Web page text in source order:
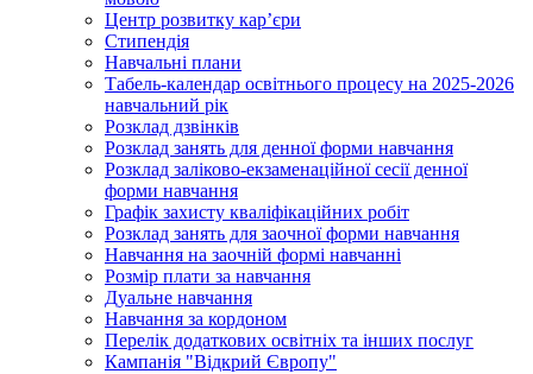
Центр розвитку кар’єри
Стипендія
Навчальні плани
Табель-календар освітнього процесу на 2025-2026
навчальний рік
Розклад дзвінків
Розклад занять для денної форми навчання
Розклад заліково-екзаменаційної сесії денної
форми навчання
Графік захисту кваліфікаційних робіт
Розклад занять для заочної форми навчання
Навчання на заочній формі навчанні
Розмір плати за навчання
Дуальне навчання
Навчання за кордоном
Перелік додаткових освітніх та інших послуг
Кампанія "Відкрий Європу"